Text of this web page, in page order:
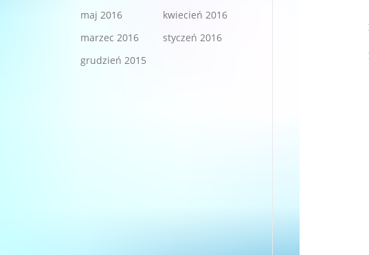
maj 2016
kwiecień 2016
marzec 2016
styczeń 2016
grudzień 2015